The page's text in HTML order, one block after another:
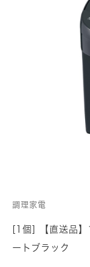
調理家電
[1個] 【直送品
ートブラック